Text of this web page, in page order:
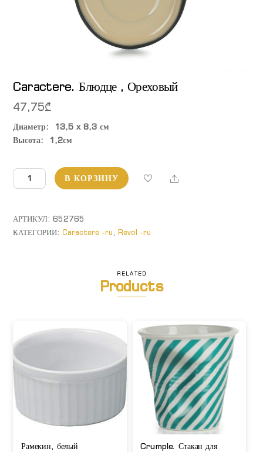
Caractere. Блюдце , Ореховый
47,75₾
Диаметр: 13,5 x 8,3 см
Высота: 1,2см
Количество
товара
Блюдце
,
В КОРЗИНУ Share
АРТИКУЛ:652765
КАТЕГОРИИ:Caractere -ru,Revol -ru
RELATED
Products
Рамекин, белый
Crumple. Стакан для